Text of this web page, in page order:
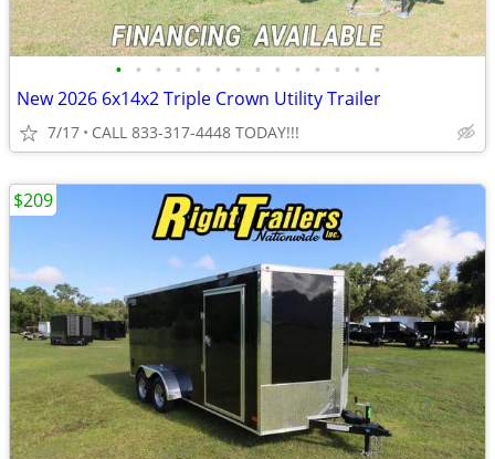
• • • • • • • • • • • • • •
New 2026 6x14x2 Triple Crown Utility Trailer
7/17 CALL 833-317-4448 TODAY!!!
$209